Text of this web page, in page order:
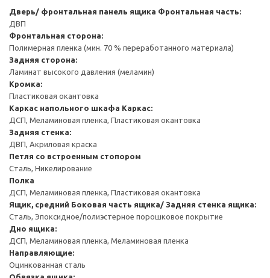
Дверь/ фронтальная панель ящика Фронтальная часть:
ДВП
Фронтальная сторона:
Полимерная пленка (мин. 70 % переработанного материала)
Задняя сторона:
Ламинат высокого давления (меламин)
Кромка:
Пластиковая окантовка
Каркас напольного шкафа Каркас:
ДСП, Меламиновая пленка, Пластиковая окантовка
Задняя стенка:
ДВП, Акриловая краска
Петля со встроенным стопором
Сталь, Никелирование
Полка
ДСП, Меламиновая пленка, Пластиковая окантовка
Ящик, средний Боковая часть ящика/ Задняя стенка ящика:
Сталь, Эпоксидное/полиэстерное порошковое покрытие
Дно ящика:
ДСП, Меламиновая пленка, Меламиновая пленка
Направляющие:
Оцинкованная сталь